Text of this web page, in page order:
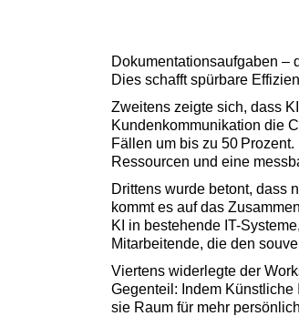
Dokumentationsaufgaben –
Dies schafft spürbare
Zweitens zeigte sich, dass
Kundenkommunikation die
Fällen um bis zu 50
Ressourcen und eine
Drittens wurde betont, dass
kommt es auf das
KI in bestehende IT-
Mitarbeitende, die den
Viertens widerlegte der
Gegenteil: Indem
sie Raum für mehr